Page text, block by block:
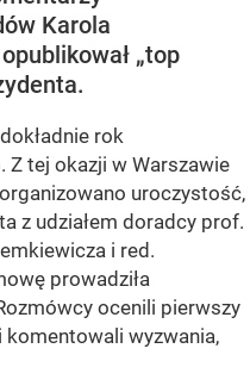
Karola
„top
rok
Z tej okazji w Warszawie
uroczystość,
z udziałem doradcy prof.
i red.
prowadziła
ocenili pierwszy
wyzwania,